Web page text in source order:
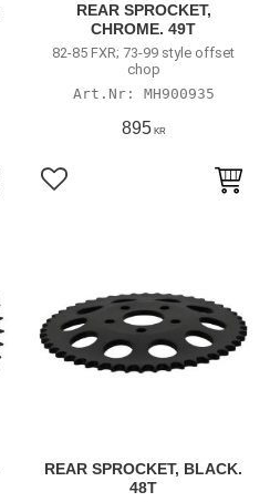
REAR SPROCKET,
CHROME. 49T
82-85 FXR; 73-99 style offset
chop
MH900935
895KR
Lägg till i favoriter
REAR SPROCKET, BLACK.
48T